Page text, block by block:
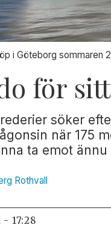
i Göteborg sommaren
för
söker
när 175
ta emot
Rothvall
- 17:28